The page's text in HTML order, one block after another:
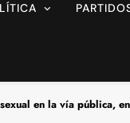
en la vía pública,